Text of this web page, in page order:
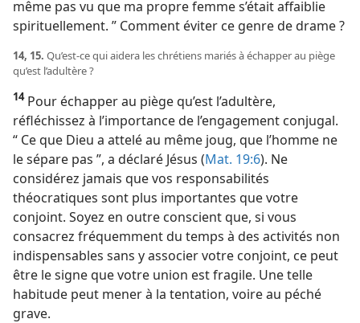
même pas vu que ma propre femme s’était affaiblie
spirituellement. ” Comment éviter ce genre de drame ?
14, 15. Qu’est-​ce qui aidera les chrétiens mariés à échapper au piège
qu’est l’adultère ?
14Pour échapper au piège qu’est l’adultère,
réfléchissez à l’importance de l’engagement conjugal.
“ Ce que Dieu a attelé au même joug, que l’homme ne
le sépare pas ”, a déclaré Jésus (Mat. 19:6). Ne
considérez jamais que vos responsabilités
théocratiques sont plus importantes que votre
conjoint. Soyez en outre conscient que, si vous
consacrez fréquemment du temps à des activités non
indispensables sans y associer votre conjoint, ce peut
être le signe que votre union est fragile. Une telle
habitude peut mener à la tentation, voire au péché
grave.